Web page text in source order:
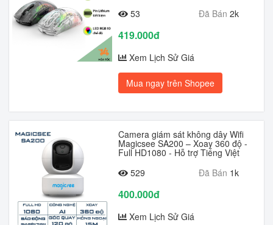
53
Đã Bán 2k
419.000đ
Xem Lịch Sử Giá
Mua ngay trên Shopee
Camera giám sát không dây Wifi
Magicsee SA200 – Xoay 360 độ -
Full HD1080 - Hỗ trợ Tiếng Việt
529
Đã Bán 1k
400.000đ
Xem Lịch Sử Giá